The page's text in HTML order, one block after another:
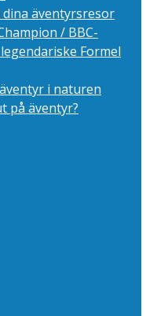
äventyrsresor
/ BBC-
Formel
i naturen
på äventyr?